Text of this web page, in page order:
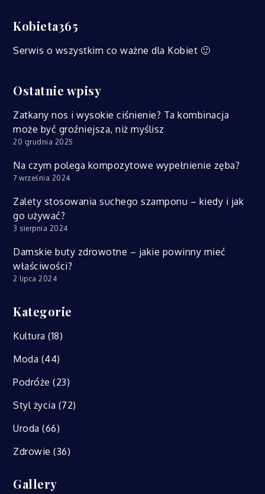
Kobieta365
Serwis o wszystkim co ważne dla Kobiet 🙂
Ostatnie wpisy
Zatkany nos i wysokie ciśnienie? Ta kombinacja
może być groźniejsza, niż myślisz
20 grudnia 2025
Na czym polega kompozytowe wypełnienie zęba?
7 września 2024
Zalety stosowania suchego szamponu – kiedy i jak
go używać?
3 sierpnia 2024
Damskie buty zdrowotne – jakie powinny mieć
właściwości?
2 lipca 2024
Kategorie
Kultura (18)
Moda (44)
Podróże (23)
Styl życia (72)
Uroda (66)
Zdrowie (36)
Gallery